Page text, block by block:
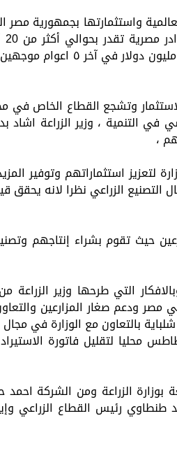
واستثمارتها بجمهورية مصر
مباشرة وغير مباشرة ،حيث استثمرت المجموعة حوالي
وتشجع القطاع الخاص في
التنمية ، وزير الزراعة اشاد
،
لتعزيز استثماراتهم وتوفير
التصنيع الزراعي نظرا لانه يحقق
حيث تقوم بشراء إنتاجهم
التي طرحها وزير الزراعة
مصر ودعم صغار المزارعين
بالتعاون مع الوزارة في
محليا لتقليل فاتورة
بوزارة الزراعة ومن الشركة
رئيس القطاع الزراعي